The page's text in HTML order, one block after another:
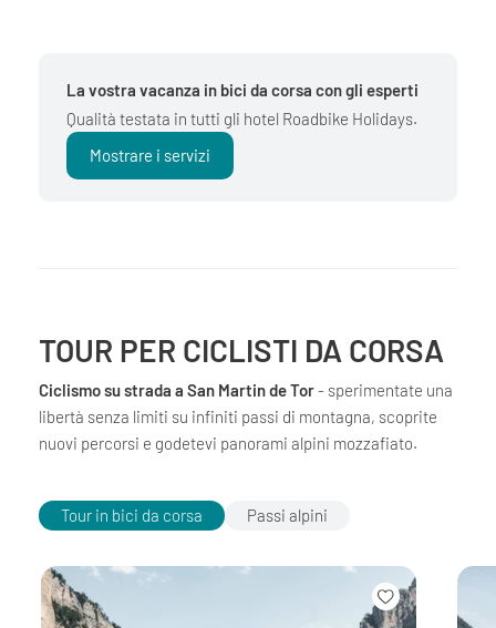
La vostra vacanza in bici da corsa con gli esperti
Qualità testata in tutti gli hotel Roadbike Holidays.
Mostrare i servizi
TOUR PER CICLISTI DA CORSA
Ciclismo su strada a San Martin de Tor- sperimentate una
libertà senza limiti su infiniti passi di montagna, scoprite
nuovi percorsi e godetevi panorami alpini mozzafiato.
Tour in bici da corsa Passi alpini